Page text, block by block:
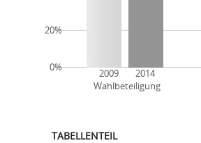
2009 2014
Wahlbeteiligung
20%
0%
TABELLENTEIL